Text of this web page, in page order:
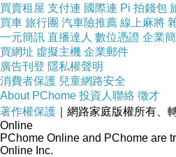
愛的女人在一起，這樣的
人天生就較自私嗎？即使
必須拿掉，男人也不准她
給她任何一絲一毫的保障
乖。
2005/7/18
買賣租屋 支付連 國際連 Pi 拍錢包
買車 旅行團 汽車險推薦 線上麻將
一元簡訊 直播達人 數位憑證 企業
買網址 虛擬主機 企業郵件
廣告刊登 隱私權聲明
消費者保護 兒童網路安全
About PChome 投資人聯絡 徵才
著作權保護 ｜網路家庭版權所有、
Online
PChome Online and PChome are
Online Inc.